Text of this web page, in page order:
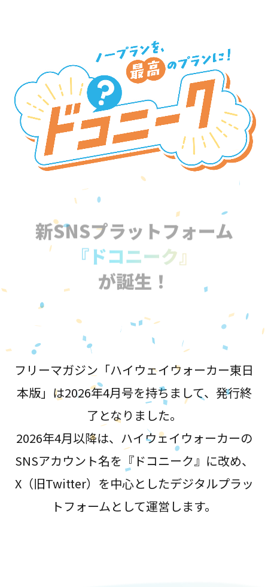
新SNSプラットフォーム
『ドコニーク』
が誕生！
フリーマガジン「ハイウェイウォーカー東日
本版」は2026年4月号を持ちまして、発行終
了となりました。
2026年4月以降は、ハイウェイウォーカーの
SNSアカウント名を『ドコニーク』に改め、
X（旧Twitter）を中心としたデジタルプラッ
トフォームとして運営します。